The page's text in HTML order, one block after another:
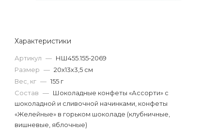
Характеристики
Артикул — НШ455.155-2069
Размер — 20х13х3,5 см
Вес, кг — 155 г
Состав — Шоколадные конфеты «Ассорти» с
шоколадной и сливочной начинками, конфеты
«Желейные» в горьком шоколаде (клубничные,
вишневые, яблочные)